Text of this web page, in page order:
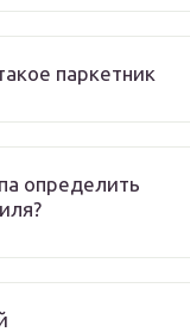
паркетник
определить